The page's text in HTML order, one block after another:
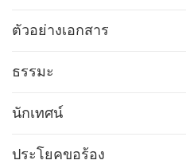
ตัวอย่างเอกสาร
ธรรมะ
นักเทศน์
ประโยคขอร้อง